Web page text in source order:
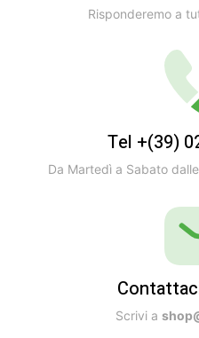
Risponderemo a
Tel +(39)
Da Martedì a Sabato
Scrivi a